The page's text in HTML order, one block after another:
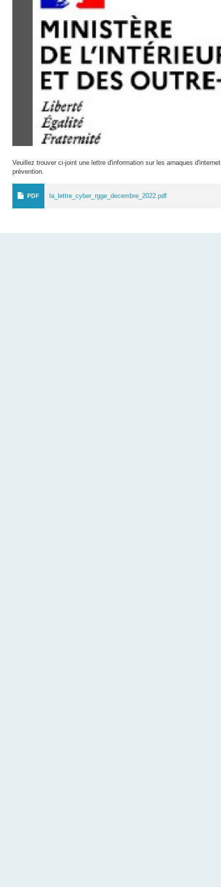
Veuillez trouver ci-joint une lettre d'information sur les arnaques
prévention.
PDF la_lettre_cyber_rgge_decembre_2022.pdf